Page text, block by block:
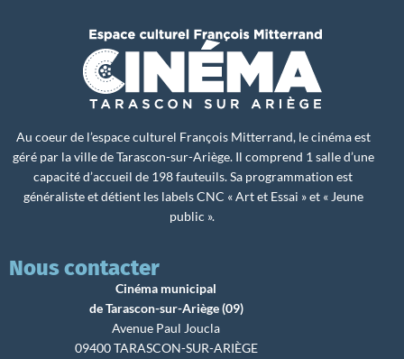
Au coeur de l’espace culturel François Mitterrand, le cinéma est
géré par la ville de Tarascon-sur-Ariège. Il comprend 1 salle d’une
capacité d’accueil de 198 fauteuils. Sa programmation est
généraliste et détient les labels CNC « Art et Essai » et « Jeune
public ».
Nous contacter
Cinéma municipal
de Tarascon-sur-Ariège (09)
Avenue Paul Joucla
09400 TARASCON-SUR-ARIÈGE